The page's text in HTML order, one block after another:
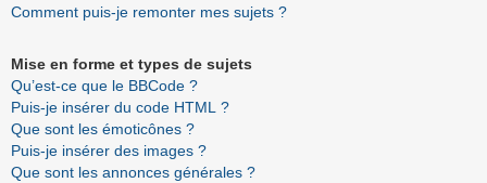
Comment puis-je remonter mes sujets ?
Mise en forme et types de sujets
Qu’est-ce que le BBCode ?
Puis-je insérer du code HTML ?
Que sont les émoticônes ?
Puis-je insérer des images ?
Que sont les annonces générales ?